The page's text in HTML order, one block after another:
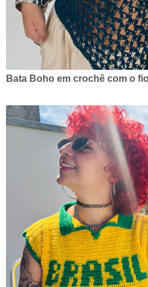
Bata Boho em crochê com o